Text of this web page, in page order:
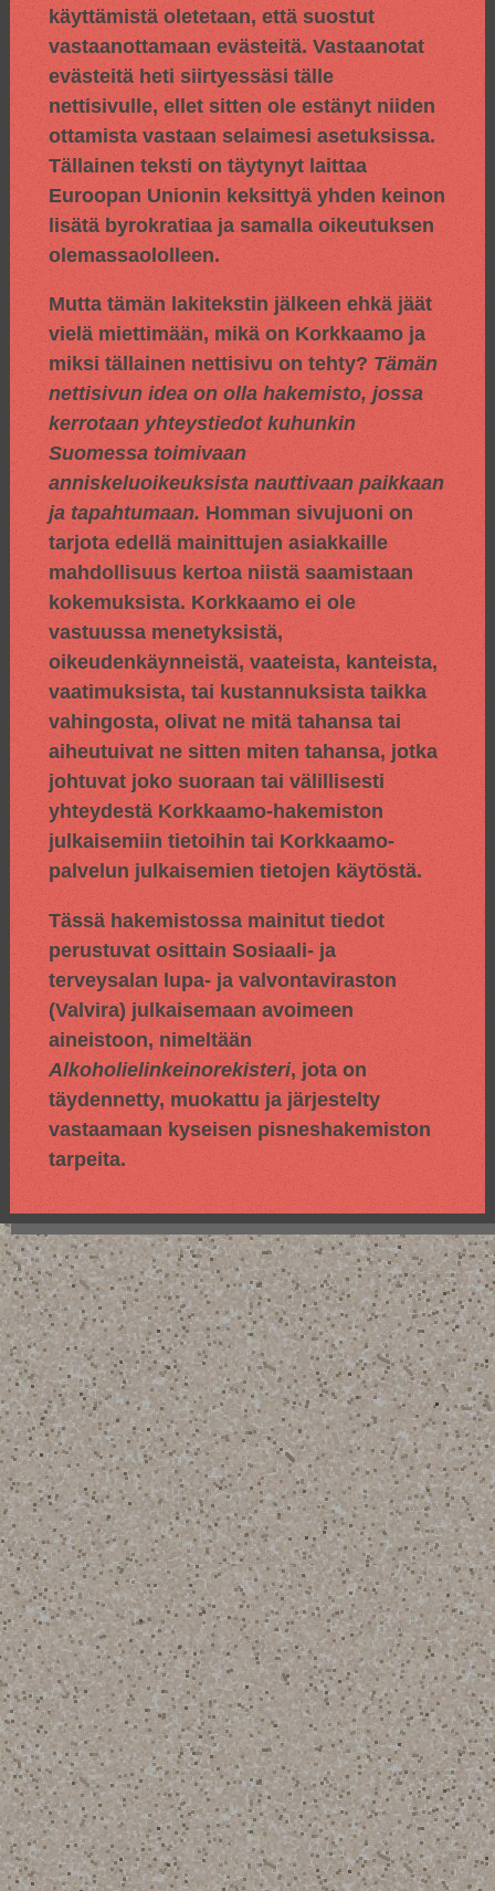
käyttämistä oletetaan, että suostut
vastaanottamaan evästeitä. Vastaanotat
evästeitä heti siirtyessäsi tälle
nettisivulle, ellet sitten ole estänyt niiden
ottamista vastaan selaimesi asetuksissa.
Tällainen teksti on täytynyt laittaa
Euroopan Unionin keksittyä yhden keinon
lisätä byrokratiaa ja samalla oikeutuksen
olemassaololleen.
Mutta tämän lakitekstin jälkeen ehkä jäät
vielä miettimään, mikä on Korkkaamo ja
miksi tällainen nettisivu on tehty? Tämän
nettisivun idea on olla hakemisto, jossa
kerrotaan yhteystiedot kuhunkin
Suomessa toimivaan
anniskeluoikeuksista nauttivaan paikkaan
ja tapahtumaan. Homman sivujuoni on
tarjota edellä mainittujen asiakkaille
mahdollisuus kertoa niistä saamistaan
kokemuksista. Korkkaamo ei ole
vastuussa menetyksistä,
oikeudenkäynneistä, vaateista, kanteista,
vaatimuksista, tai kustannuksista taikka
vahingosta, olivat ne mitä tahansa tai
aiheutuivat ne sitten miten tahansa, jotka
johtuvat joko suoraan tai välillisesti
yhteydestä Korkkaamo-hakemiston
julkaisemiin tietoihin tai Korkkaamo-
palvelun julkaisemien tietojen käytöstä.
Tässä hakemistossa mainitut tiedot
perustuvat osittain Sosiaali- ja
terveysalan lupa- ja valvontaviraston
(Valvira) julkaisemaan avoimeen
aineistoon, nimeltään
Alkoholielinkeinorekisteri, jota on
täydennetty, muokattu ja järjestelty
vastaamaan kyseisen pisneshakemiston
tarpeita.